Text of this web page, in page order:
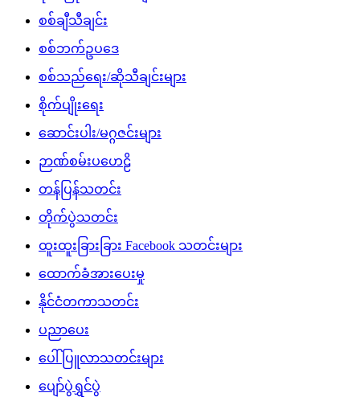
စစ်ချီသီချင်း
စစ်ဘက်ဥပဒေ
စစ်သည်ရေး/ဆိုသီချင်းများ
စိုက်ပျိုးရေး
ဆောင်းပါး/မဂ္ဂဇင်းများ
ဉာဏ်စမ်းပဟေဠိ
တန်ပြန်သတင်း
တိုက်ပွဲသတင်း
ထူးထူးခြားခြား Facebook သတင်းများ
ထောက်ခံအားပေးမှု
နိုင်ငံတကာသတင်း
ပညာပေး
ပေါ်ပြူလာသတင်းများ
ပျော်ပွဲရွှင်ပွဲ